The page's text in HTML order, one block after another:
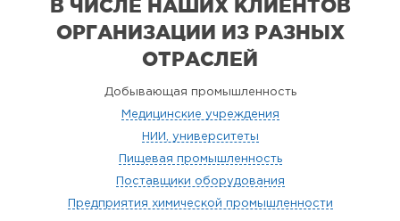
В ЧИСЛЕ НАШИХ КЛИЕНТОВ
ОРГАНИЗАЦИИ ИЗ РАЗНЫХ
ОТРАСЛЕЙ
Добывающая промышленность
Медицинские учреждения
НИИ, университеты
Пищевая промышленность
Поставщики оборудования
Предприятия химической промышленности